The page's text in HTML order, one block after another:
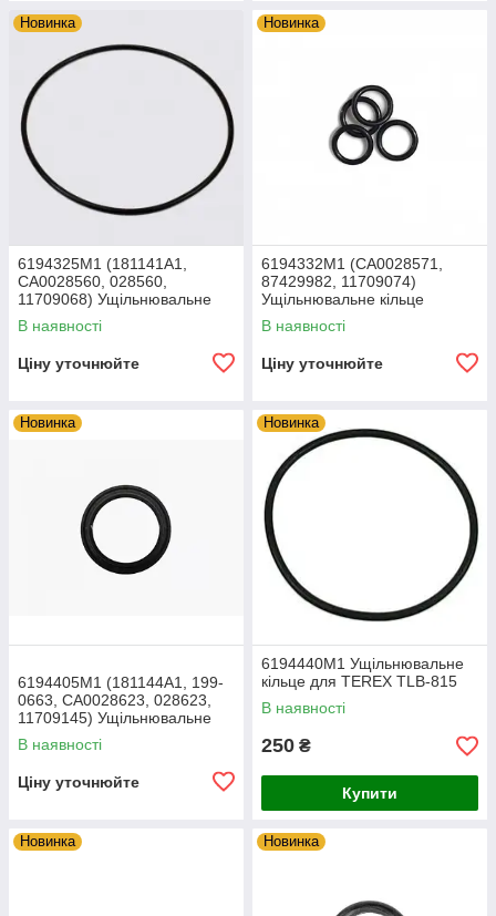
Новинка
6194325M1 (181141A1,
CA0028560, 028560,
11709068) Ущільнювальне
кільце TEREX
В наявності
Ціну уточнюйте
Новинка
6194332M1 (CA0028571,
87429982, 11709074)
Ущільнювальне кільце
TEREX
В наявності
Ціну уточнюйте
Новинка
6194405M1 (181144A1, 199-
0663, CA0028623, 028623,
11709145) Ущільнювальне
кільце TEREX
В наявності
Ціну уточнюйте
Новинка
6194440M1 Ущільнювальне
кільце для TEREX TLB-815
В наявності
250 ₴
Купити
Новинка Новинка